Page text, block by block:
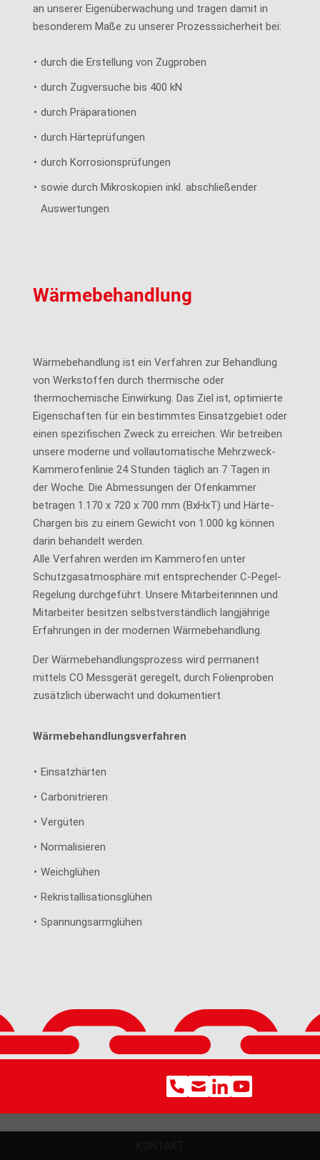
an unserer Eigenüberwachung und tragen damit in
besonderem Maße zu unserer Prozesssicherheit bei:
durch die Erstellung von Zugproben
durch Zugversuche bis 400 kN
durch Präparationen
durch Härteprüfungen
durch Korrosionsprüfungen
sowie durch Mikroskopien inkl. abschließender
Auswertungen
Wärmebehandlung
Wärmebehandlung ist ein Verfahren zur Behandlung
von Werkstoffen durch thermische oder
thermochemische Einwirkung. Das Ziel ist, optimierte
Eigenschaften für ein bestimmtes Einsatzgebiet oder
einen spezifischen Zweck zu erreichen. Wir betreiben
unsere moderne und vollautomatische Mehrzweck-
Kammerofenlinie 24 Stunden täglich an 7 Tagen in
der Woche. Die Abmessungen der Ofenkammer
betragen 1.170 x 720 x 700 mm (BxHxT) und Härte-
Chargen bis zu einem Gewicht von 1.000 kg können
darin behandelt werden.
Alle Verfahren werden im Kammerofen unter
Schutzgasatmosphäre mit entsprechender C-Pegel-
Regelung durchgeführt. Unsere Mitarbeiterinnen und
Mitarbeiter besitzen selbstverständlich langjährige
Erfahrungen in der modernen Wärmebehandlung.
Der Wärmebehandlungsprozess wird permanent
mittels CO Messgerät geregelt, durch Folienproben
zusätzlich überwacht und dokumentiert.
Wärmebehandlungsverfahren
Einsatzhärten
Carbonitrieren
Vergüten
Normalisieren
Weichglühen
Rekristallisationsglühen
Spannungsarmglühen